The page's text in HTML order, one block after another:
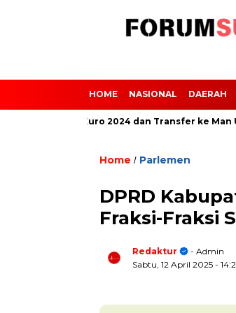
HOME NASIONAL DAERAH
dari Euro 2024 dan Transfer ke Man United
Home / Parlemen
DPRD
Fraksi-Fraksi
Redaktur
- Admin
Sabtu, 12 April 2025 -